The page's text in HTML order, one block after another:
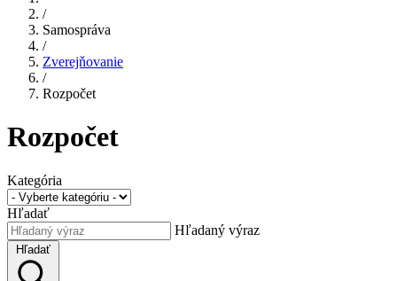
/
Samospráva
/
Zverejňovanie
/
Rozpočet
Rozpočet
Kategória
Hľadať
Hľadaný výraz
Hľadať